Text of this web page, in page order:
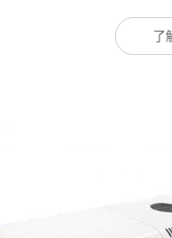
了